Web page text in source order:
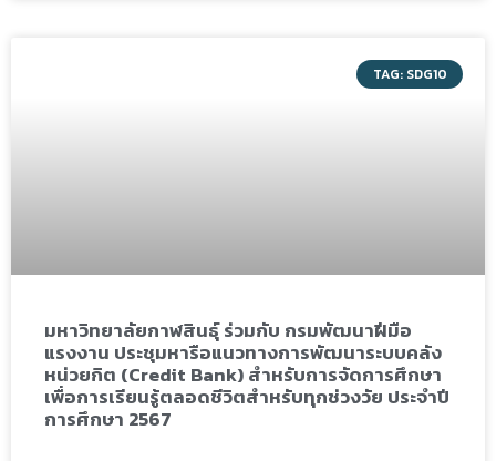
TAG: SDG10
มหาวิทยาลัยกาฬสินธุ์ ร่วมกับ กรมพัฒนาฝีมือ
แรงงาน ประชุมหารือแนวทางการพัฒนาระบบคลัง
หน่วยกิต (Credit Bank) สำหรับการจัดการศึกษา
เพื่อการเรียนรู้ตลอดชีวิตสำหรับทุกช่วงวัย ประจำปี
การศึกษา 2567